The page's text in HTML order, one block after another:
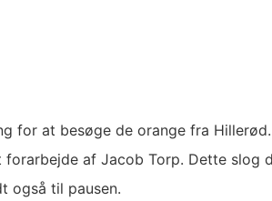
for at besøge de orange fra Hillerød.
af Jacob Torp. Dette
også til pausen.